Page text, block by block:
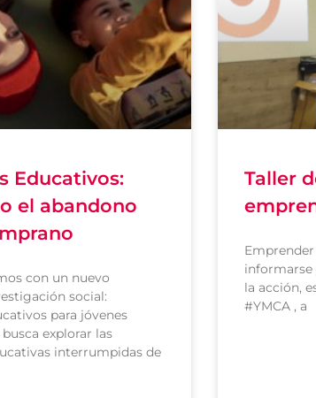
Educativos:
el abandono
con un nuevo
social:
para jóvenes
explorar las
interrumpidas de
Taller
informarse
la acción,
#YMCA , a